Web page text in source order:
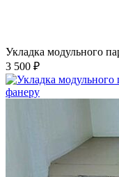
Укладка модульного
3 500 ₽